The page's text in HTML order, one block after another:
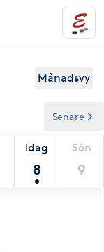
Månadsvy
Idag
8
Sön
9
Senare